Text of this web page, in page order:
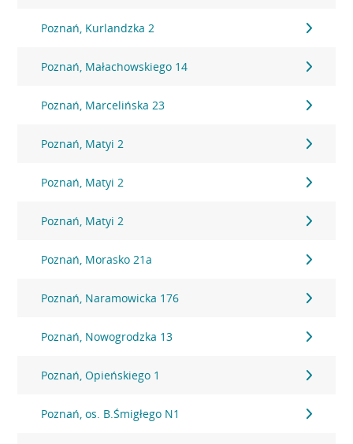
Poznań, Kurlandzka 2
Poznań, Małachowskiego 14
Poznań, Marcelińska 23
Poznań, Matyi 2
Poznań, Matyi 2
Poznań, Matyi 2
Poznań, Morasko 21a
Poznań, Naramowicka 176
Poznań, Nowogrodzka 13
Poznań, Opieńskiego 1
Poznań, os. B.Śmigłego N1